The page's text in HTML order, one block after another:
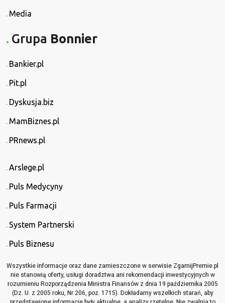
Media
Grupa Bonnier
Bankier.pl
Pit.pl
Dyskusja.biz
MamBiznes.pl
PRnews.pl
Arslege.pl
Puls Medycyny
Puls Farmacji
System Partnerski
Puls Biznesu
Wszystkie informacje oraz dane zamieszczone w serwisie ZgarnijPremie.pl
nie stanowią oferty, usługi doradztwa ani rekomendacji inwestycyjnych w
rozumieniu Rozporządzenia Ministra Finansów z dnia 19 października 2005
(Dz. U. z 2005 roku, Nr 206, poz. 1715). Dokładamy wszelkich starań, aby